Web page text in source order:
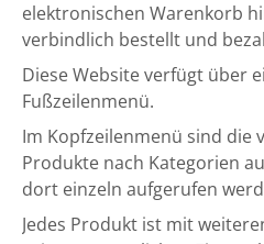
elektronischen Warenkorb
verbindlich bestellt und
Diese Website verfügt über
Fußzeilenmenü.
Im Kopfzeilenmenü sind die
Produkte nach Kategorien
dort einzeln aufgerufen
Jedes Produkt ist mit